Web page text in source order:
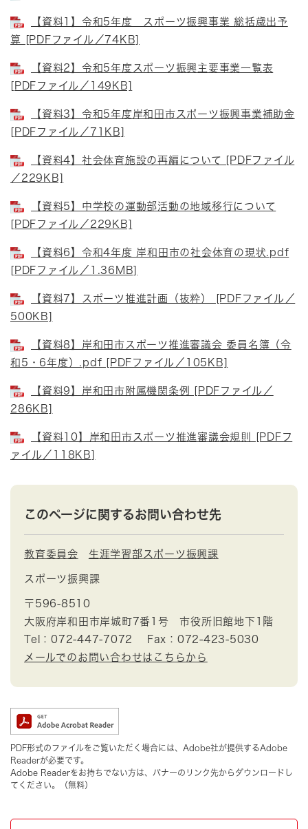
【資料1】令和5年度 スポーツ振興事業 総括歳出予
算 [PDFファイル／74KB]
【資料2】令和5年度スポーツ振興主要事業一覧表
[PDFファイル／149KB]
【資料3】令和5年度岸和田市スポーツ振興事業補助金
[PDFファイル／71KB]
【資料4】社会体育施設の再編について [PDFファイル
／229KB]
【資料5】中学校の運動部活動の地域移行について
[PDFファイル／229KB]
【資料6】令和4年度 岸和田市の社会体育の現状.pdf
[PDFファイル／1.36MB]
【資料7】スポーツ推進計画（抜粋） [PDFファイル／
500KB]
【資料8】岸和田市スポーツ推進審議会 委員名簿（令
和5・6年度）.pdf [PDFファイル／105KB]
【資料9】岸和田市附属機関条例 [PDFファイル／
286KB]
【資料10】岸和田市スポーツ推進審議会規則 [PDFフ
ァイル／118KB]
このページに関するお問い合わせ先
教育委員会 生涯学習部スポーツ振興課
スポーツ振興課
〒596-8510
大阪府岸和田市岸城町7番1号 市役所旧館地下1階
Tel：072-447-7072
Fax：072-423-5030
メールでのお問い合わせはこちらから
PDF形式のファイルをご覧いただく場合には、Adobe社が提供するAdobe
Readerが必要です。
Adobe Readerをお持ちでない方は、バナーのリンク先からダウンロードし
てください。（無料）